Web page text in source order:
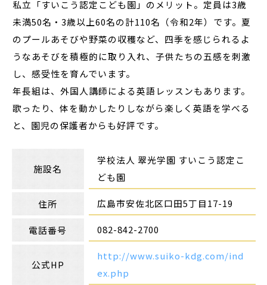
私立「すいこう認定こども園」のメリット。定員は3歳
未満50名・3歳以上60名の計110名（令和2年）です。夏
のプールあそびや野菜の収穫など、四季を感じられるよ
うなあそびを積極的に取り入れ、子供たちの五感を刺激
し、感受性を育んでいます。
年長組は、外国人講師による英語レッスンもあります。
歌ったり、体を動かしたりしながら楽しく英語を学べる
と、園児の保護者からも好評です。
施設名
学校法人 翠光学園 すいこう認定こ
ども園
住所 広島市安佐北区口田5丁目17-19
電話番号 082-842-2700
公式HP
http://www.suiko-kdg.com/ind
ex.php